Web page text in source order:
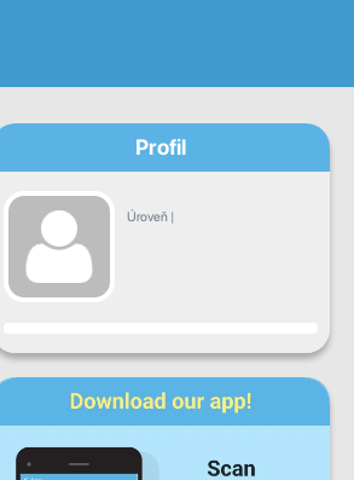
Profil
Úroveň |
Pokrok